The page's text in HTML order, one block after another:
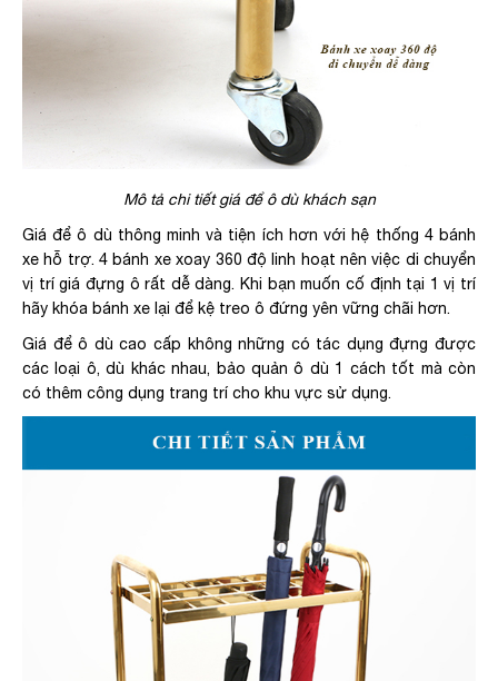
Mô tả chi tiết giá để ô dù khách sạn
Giá để ô dù thông minh và tiện ích hơn với hệ thống 4 bánh
xe hỗ trợ. 4 bánh xe xoay 360 độ linh hoạt nên việc di chuyển
vị trí giá đựng ô rất dễ dàng. Khi bạn muốn cố định tại 1 vị trí
hãy khóa bánh xe lại để kệ treo ô đứng yên vững chãi hơn.
Giá để ô dù cao cấp không những có tác dụng đựng được
các loại ô, dù khác nhau, bảo quản ô dù 1 cách tốt mà còn
có thêm công dụng trang trí cho khu vực sử dụng.